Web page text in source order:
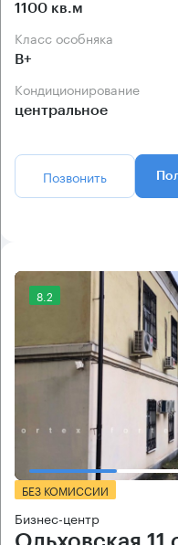
1100 кв.м
Класс особняка
B+
Кондиционирование
центральное
Позвонить
8.2
БЕЗ КОМИССИИ
Бизнес-центр